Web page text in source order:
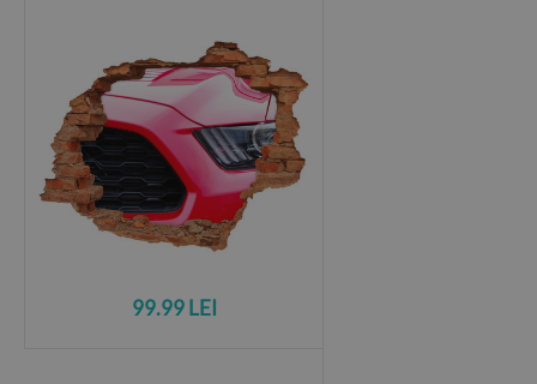
99.99 LEI